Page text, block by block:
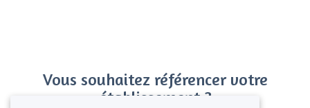
Vous souhaitez référencer votre
établissement ?